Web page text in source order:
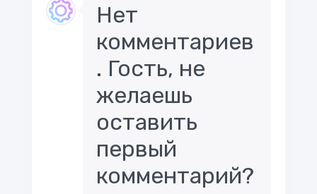
Нет
комментариев
. Гость, не
желаешь
оставить
первый
комментарий?